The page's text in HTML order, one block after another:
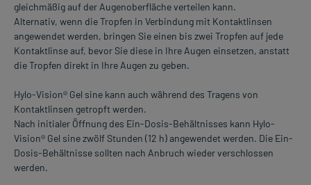
gleichmäßig auf der Augenoberfläche verteilen kann.
Alternativ, wenn die Tropfen in Verbindung mit Kontaktlinsen
angewendet werden, bringen Sie einen bis zwei Tropfen auf jede
Kontaktlinse auf, bevor Sie diese in Ihre Augen einsetzen, anstatt
die Tropfen direkt in Ihre Augen zu geben.
Hylo-Vision® Gel sine kann auch während des Tragens von
Kontaktlinsen getropft werden.
Nach initialer Öffnung des Ein-Dosis-Behältnisses kann Hylo-
Vision® Gel sine zwölf Stunden (12 h) angewendet werden. Die Ein-
Dosis-Behältnisse sollten nach Anbruch wieder verschlossen
werden.